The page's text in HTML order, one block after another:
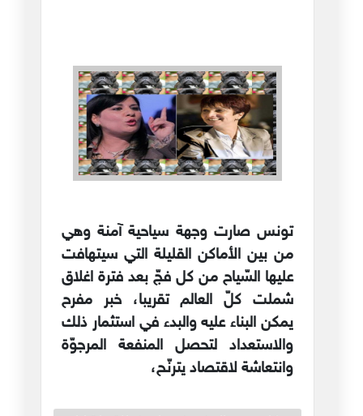
تونس صارت وجهة سياحية آمنة وهي
من بين الأماكن القليلة التي سيتهافت
عليها السّياح من كل فجّ بعد فترة اغلاق
شملت كلّ العالم تقريبا، خبر مفرح
يمكن البناء عليه والبدء في استثمار ذلك
والاستعداد لتحصل المنفعة المرجوّة
وانتعاشة لاقتصاد يترنّح،